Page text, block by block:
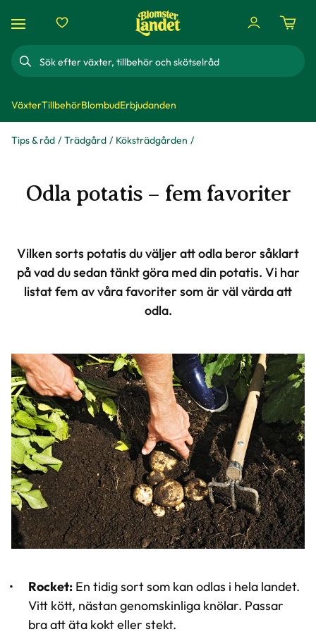
Sök
VäxterTillbehörBlombudErbjudanden
Tips & råd Trädgård Köksträdgården
Odla potatis – fem favoriter
Vilken sorts potatis du väljer att odla beror såklart
på vad du sedan tänkt göra med din potatis. Vi har
listat fem av våra favoriter som är väl värda att
odla.
Rocket: En tidig sort som kan odlas i hela landet.
Vitt kött, nästan genomskinliga knölar. Passar
bra att äta kokt eller stekt.